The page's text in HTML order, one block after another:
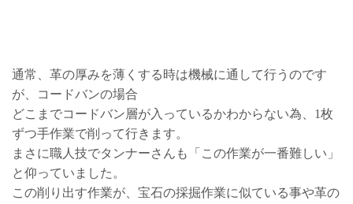
通常、革の厚みを薄くする時は機械に通して行うのです
が、コードバンの場合
どこまでコードバン層が入っているかわからない為、1枚
ずつ手作業で削って行きます。
まさに職人技でタンナーさんも「この作業が一番難しい」
と仰っていました。
この削り出す作業が、宝石の採掘作業に似ている事や革の